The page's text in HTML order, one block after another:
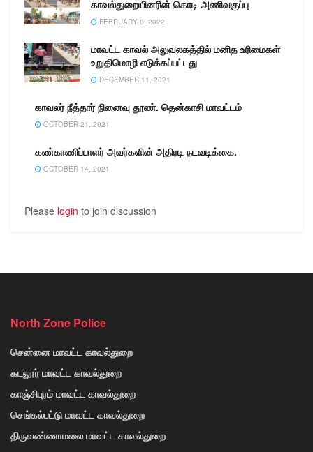
காவல்துறையினரின் கொடி அணிவகுப்பு
FEBRUARY 8, 2022
மாவட்ட காவல் அலுவலகத்தில் மனித உரிமைகள்
உறுதிமொழி எடுக்கப்பட்டது
DECEMBER 11, 2021
காவலர் நீத்தார் நினைவு தூண். தென்காசி மாவட்டம்
OCTOBER 21, 2021
கண்காணிப்பாளர் அவர்களின் அதிரடி நடவடிக்கை.
OCTOBER 14, 2021
Please login to join discussion
North Zone Police
சென்னை மாவட்ட காவல்துறை
கடலூர் மாவட்ட காவல்துறை
காஞ்சிபுரம் மாவட்ட காவல்துறை
செங்கல்பட்டு மாவட்ட காவல்துறை
திருவண்ணாமலை மாவட்ட காவல்துறை